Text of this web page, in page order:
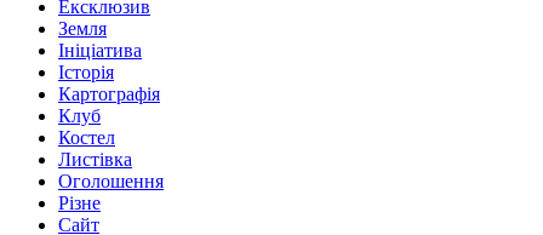
Ексклюзив
Земля
Ініціатива
Історія
Картографія
Клуб
Костел
Листівка
Оголошення
Різне
Сайт